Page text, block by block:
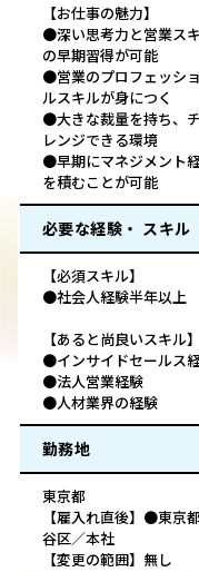
【お仕事の魅力】
●深い思考力と営業ス
の早期習得が可能
●営業のプロフェッシ
ルスキルが身につく
●大きな裁量を持ち、
レンジできる環境
●早期にマネジメント
を積むことが可能
必要な経験・ スキル
【必須スキル】
●社会人経験半年以上
【あると尚良いスキル】
●インサイドセールス
●法人営業経験
●人材業界の経験
勤務地
東京都
【雇入れ直後】●東京
谷区／本社
【変更の範囲】無し